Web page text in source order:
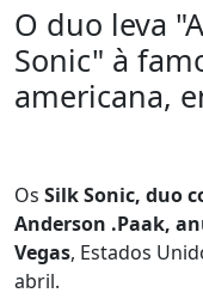
O duo leva
Sonic" à
americana,
Os Silk Sonic, duo
Anderson .Paak,
Vegas, Estados
abril.